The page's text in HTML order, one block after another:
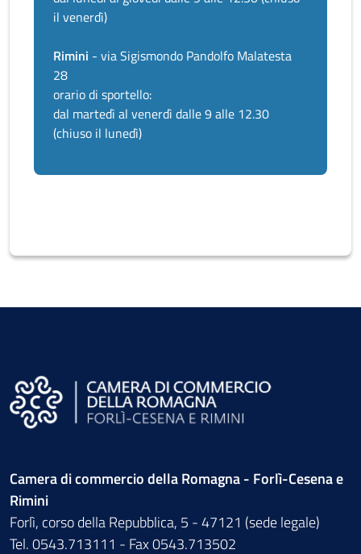
il venerdì)
Rimini - via Sigismondo Pandolfo Malatesta
28
orario di sportello:
dal martedì al venerdì dalle 9 alle 12.30
(chiuso il lunedì)
Camera di commercio della Romagna - Forlì-Cesena e
Rimini
Forlì, corso della Repubblica, 5 - 47121 (sede legale)
Tel. 0543.713111 - Fax 0543.713502